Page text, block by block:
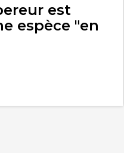
est
espèce "en